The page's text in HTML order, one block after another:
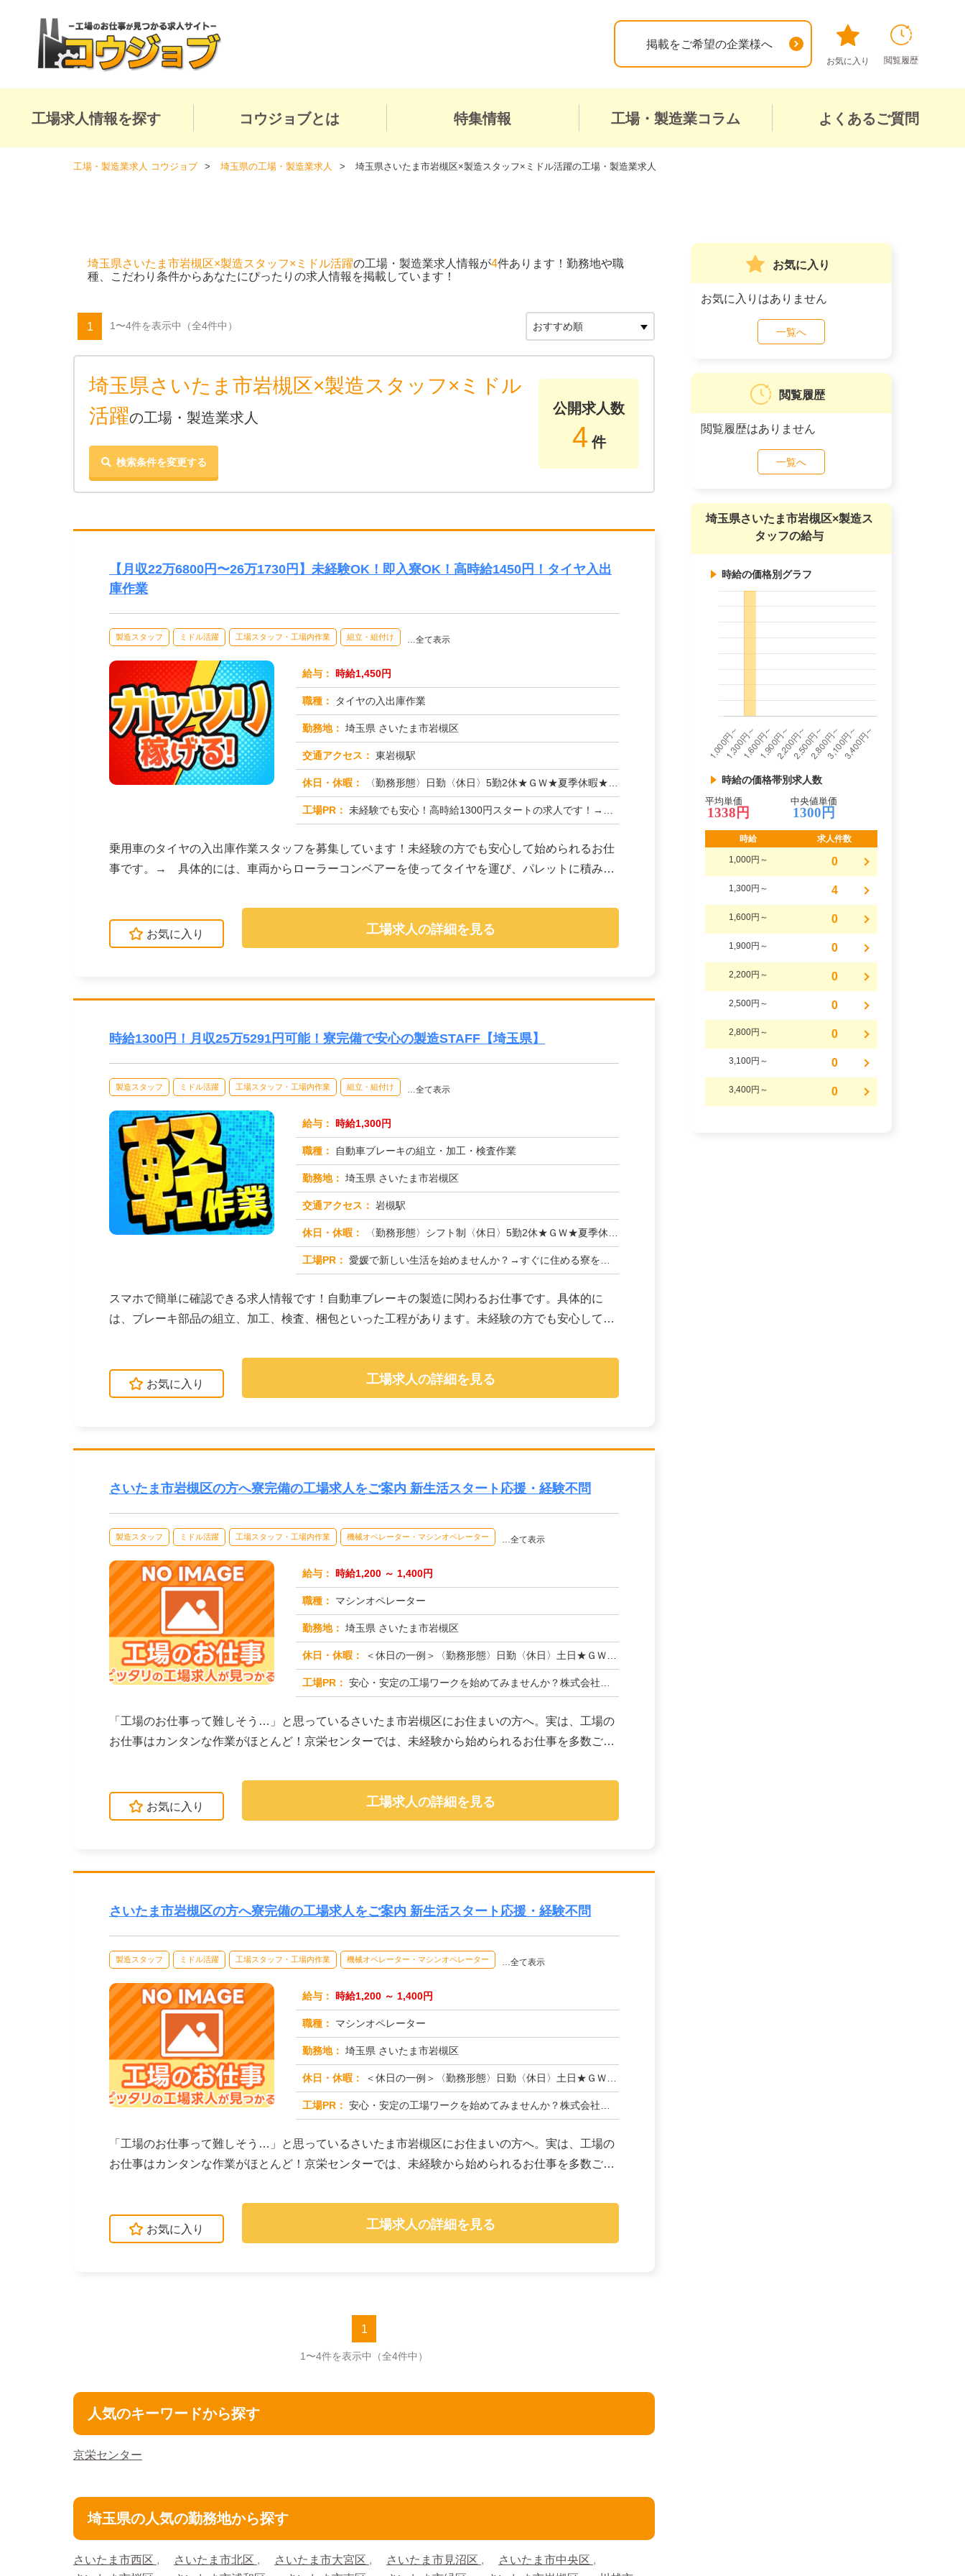
掲載をご希望の企業様へ
お気に入り 閲覧履歴
工場求人情報を探す コウジョブとは 特集情報 工場・製造業コラム よくあるご質問
工場・製造業求人 コウジョブ 埼玉県の工場・製造業求人 埼玉県さいたま市岩槻区×製造スタッフ×ミドル活躍の工場・製造業求人
埼玉県さいたま市岩槻区×製造スタッフ×ミドル活躍の工場・製造業求人情報が4件あります！勤務地や職
種、こだわり条件からあなたにぴったりの求人情報を掲載しています！
1 1〜4件を表示中 （全4件中）
埼玉県さいたま市岩槻区×製造スタッフ×ミドル
活躍の工場・製造業求人
検索条件を変更する
公開求人数
4 件
【月収22万6800円〜26万1730円】未経験OK！即入寮OK！高時給1450円！タイヤ入出
庫作業
製造スタッフ ミドル活躍 工場スタッフ・工場内作業 組立・組付け …全て表示
給与： 時給1,450円
職種： タイヤの入出庫作業
勤務地： 埼玉県 さいたま市岩槻区
交通アクセス： 東岩槻駅
休日・休暇： 〈勤務形態〉日勤〈休日〉5勤2休★ＧＷ★夏季休暇★冬季休暇★年末年始
工場PR： 未経験でも安心！高時給1300円スタートの求人です！→ 先輩スタッフが丁寧に指導しますので、安心して始められます。...
乗用車のタイヤの入出庫作業スタッフを募集しています！未経験の方でも安心して始められるお仕
事です。→ 具体的には、車両からローラーコンベアーを使ってタイヤを運び、パレットに積み替
お気に入り 工場求人の詳細を見る
時給1300円！月収25万5291円可能！寮完備で安心の製造STAFF【埼玉県】
製造スタッフ ミドル活躍 工場スタッフ・工場内作業 組立・組付け …全て表示
給与： 時給1,300円
職種： 自動車ブレーキの組立・加工・検査作業
勤務地： 埼玉県 さいたま市岩槻区
交通アクセス： 岩槻駅
休日・休暇： 〈勤務形態〉シフト制〈休日〉5勤2休★ＧＷ★夏季休暇★冬季休暇★年末年始
工場PR： 愛媛で新しい生活を始めませんか？→すぐに住める寮をご用意！面倒な手続きは一切不要です。ワンルーム寮は家具・家電完備...
スマホで簡単に確認できる求人情報です！自動車ブレーキの製造に関わるお仕事です。具体的に
は、ブレーキ部品の組立、加工、検査、梱包といった工程があります。未経験の方でも安心して始
お気に入り 工場求人の詳細を見る
さいたま市岩槻区の方へ寮完備の工場求人をご案内 新生活スタート応援・経験不問
製造スタッフ ミドル活躍 工場スタッフ・工場内作業 機械オペレーター・マシンオペレーター …全て表示
給与： 時給1,200 ～ 1,400円
職種： マシンオペレーター
勤務地： 埼玉県 さいたま市岩槻区
休日・休暇： ＜休日の一例＞〈勤務形態〉日勤〈休日〉土日★ＧＷ・夏季・冬季・年末年始休暇あり★有給休暇あり※配属先により休日・勤...
工場PR： 安心・安定の工場ワークを始めてみませんか？株式会社京栄センターが選ばれる理由はこちら！【理由①】手厚いサポート体制...
「工場のお仕事って難しそう…」と思っているさいたま市岩槻区にお住まいの方へ。実は、工場の
お仕事はカンタンな作業がほとんど！京栄センターでは、未経験から始められるお仕事を多数ご紹
お気に入り 工場求人の詳細を見る
さいたま市岩槻区の方へ寮完備の工場求人をご案内 新生活スタート応援・経験不問
製造スタッフ ミドル活躍 工場スタッフ・工場内作業 機械オペレーター・マシンオペレーター …全て表示
給与： 時給1,200 ～ 1,400円
職種： マシンオペレーター
勤務地： 埼玉県 さいたま市岩槻区
休日・休暇： ＜休日の一例＞〈勤務形態〉日勤〈休日〉土日★ＧＷ・夏季・冬季・年末年始休暇あり★有給休暇あり※配属先により休日・勤...
工場PR： 安心・安定の工場ワークを始めてみませんか？株式会社京栄センターが選ばれる理由はこちら！【理由①】手厚いサポート体制...
「工場のお仕事って難しそう…」と思っているさいたま市岩槻区にお住まいの方へ。実は、工場の
お仕事はカンタンな作業がほとんど！京栄センターでは、未経験から始められるお仕事を多数ご紹
お気に入り 工場求人の詳細を見る
1
1〜4件を表示中 （全4件中）
人気のキーワードから探す
京栄センター
埼玉県の人気の勤務地から探す
さいたま市西区 さいたま市北区 さいたま市大宮区 さいたま市見沼区
さいたま市中央区
お気に入り
お気に入りはありません
一覧へ
閲覧履歴
閲覧履歴はありません
一覧へ
埼玉県さいたま市岩槻区×製造ス
タッフの給与
時給の価格別グラフ
時給の価格帯別求人数
平均単価
1338円
中央値単価
1300円
時給 求人件数
1,000円～ 0
1,300円～ 4
1,600円～ 0
1,900円～ 0
2,200円～ 0
2,500円～ 0
2,800円～ 0
3,100円～ 0
3,400円～ 0